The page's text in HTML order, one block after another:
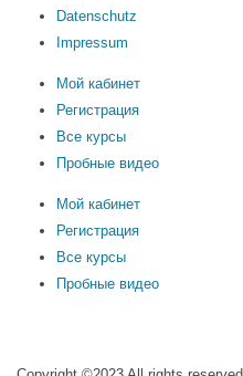
Datenschutz
Impressum
Мой кабинет
Регистрация
Все курсы
Пробные видео
Мой кабинет
Регистрация
Все курсы
Пробные видео